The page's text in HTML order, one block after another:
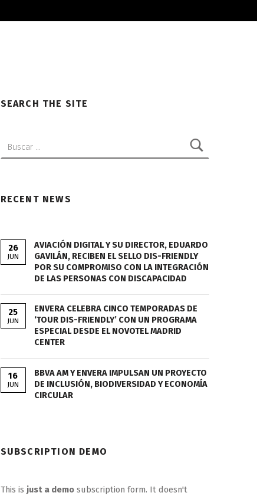
SEARCH THE SITE
RECENT NEWS
26
JUN
AVIACIÓN DIGITAL Y SU DIRECTOR, EDUARDO
GAVILÁN, RECIBEN EL SELLO DIS-FRIENDLY
POR SU COMPROMISO CON LA INTEGRACIÓN
DE LAS PERSONAS CON DISCAPACIDAD
25
JUN
ENVERA CELEBRA CINCO TEMPORADAS DE
‘TOUR DIS-FRIENDLY’ CON UN PROGRAMA
ESPECIAL DESDE EL NOVOTEL MADRID
CENTER
16
JUN
BBVA AM Y ENVERA IMPULSAN UN PROYECTO
DE INCLUSIÓN, BIODIVERSIDAD Y ECONOMÍA
CIRCULAR
SUBSCRIPTION DEMO
This is just a demosubscription form. It doesn't